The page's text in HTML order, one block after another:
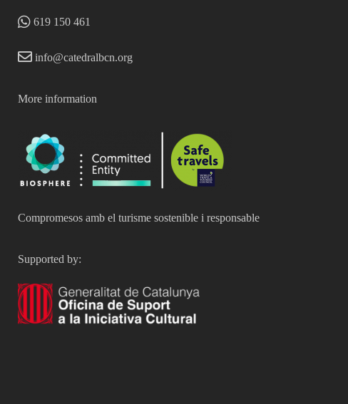
619 150 461
info@catedralbcn.org
More information
Compromesos amb el turisme sostenible i responsable
Supported by: